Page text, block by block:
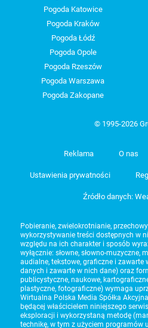
Pogoda Katowice
Pogoda Kraków
Pogoda Łódź
Pogoda Opole
Pogoda Rzeszów
Pogoda Warszawa
Pogoda Zakopane
© 1995-2026
Reklama O nas
Ustawienia prywatności
Źródło danych:
Pobieranie, zwielokrotnianie,
wykorzystywanie treści dostępnych w
względu na ich charakter i sposób
wyłącznie: słowne, słowno-muzyczne,
audialne, tekstowe, graficzne i zawarte
danych i zawarte w nich dane) oraz
publicystyczne, naukowe,
plastyczne, fotograficzne) wymaga
Wirtualna Polska Media Spółka
będącej właścicielem niniejszego
eksploracji i wykorzystaną metodę
technikę, w tym z użyciem programów